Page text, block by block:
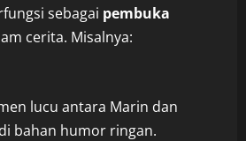
sebagai pembuka
cerita. Misalnya:
lucu antara Marin dan
bahan humor ringan.